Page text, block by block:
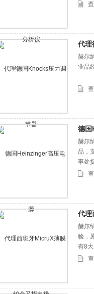
代理
赫尔
业品
德
赫尔
品，
事处
代理
赫尔
验，
有8